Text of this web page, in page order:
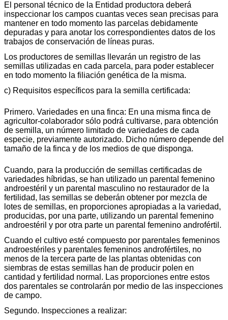
El personal técnico de la Entidad productora deberá
inspeccionar los campos cuantas veces sean precisas para
mantener en todo momento las parcelas debidamente
depuradas y para anotar los correspondientes datos de los
trabajos de conservación de líneas puras.
Los productores de semillas llevarán un registro de las
semillas utilizadas en cada parcela, para poder establecer
en todo momento la filiación genética de la misma.
c) Requisitos específicos para la semilla certificada:
Primero. Variedades en una finca: En una misma finca de
agricultor-colaborador sólo podrá cultivarse, para obtención
de semilla, un número limitado de variedades de cada
especie, previamente autorizado. Dicho número depende del
tamaño de la finca y de los medios de que disponga.
Cuando, para la producción de semillas certificadas de
variedades híbridas, se han utilizado un parental femenino
androestéril y un parental masculino no restaurador de la
fertilidad, las semillas se deberán obtener por mezcla de
lotes de semillas, en proporciones apropiadas a la variedad,
producidas, por una parte, utilizando un parental femenino
androestéril y por otra parte un parental femenino androfértil.
Cuando el cultivo esté compuesto por parentales femeninos
androestériles y parentales femeninos androfértiles, no
menos de la tercera parte de las plantas obtenidas con
siembras de estas semillas han de producir polen en
cantidad y fertilidad normal. Las proporciones entre estos
dos parentales se controlarán por medio de las inspecciones
de campo.
Segundo. Inspecciones a realizar: